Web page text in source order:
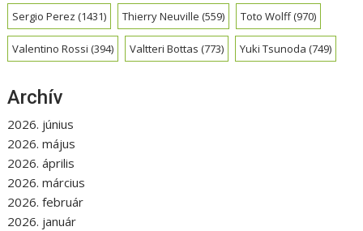
Sergio Perez (1431) Thierry Neuville (559) Toto Wolff(970)
Valentino Rossi (394) Valtteri Bottas (773) Yuki Tsunoda (749)
Archív
2026. június
2026. május
2026. április
2026. március
2026. február
2026. január